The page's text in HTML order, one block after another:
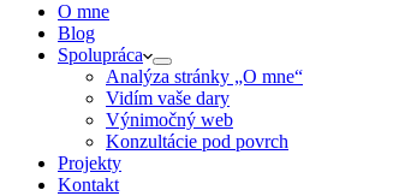
O mne
Blog
Spolupráca
Analýza stránky „O mne“
Vidím vaše dary
Výnimočný web
Konzultácie pod povrch
Projekty
Kontakt